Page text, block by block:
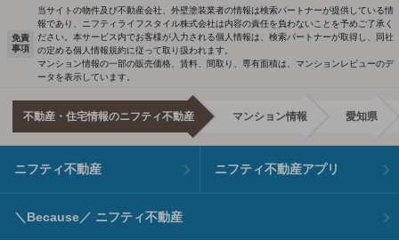
免責
事項
当サイトの物件及び不動産会社、外壁塗装業者の情報は検索パートナーが提供している情
報であり、ニフティライフスタイル株式会社は内容の責任を負わないことを予めご了承く
ださい。本サービス内でお客様が入力される個人情報は、検索パートナーが取得し、同社
の定める個人情報規約に従って取り扱われます。
マンション情報の一部の販売価格、賃料、間取り、専有面積は、マンションレビューのデ
ータを表示しています。
不動産・住宅情報のニフティ不動産 マンション情報 愛知県
ニフティ不動産 ニフティ不動産アプリ
＼Because／ ニフティ不動産